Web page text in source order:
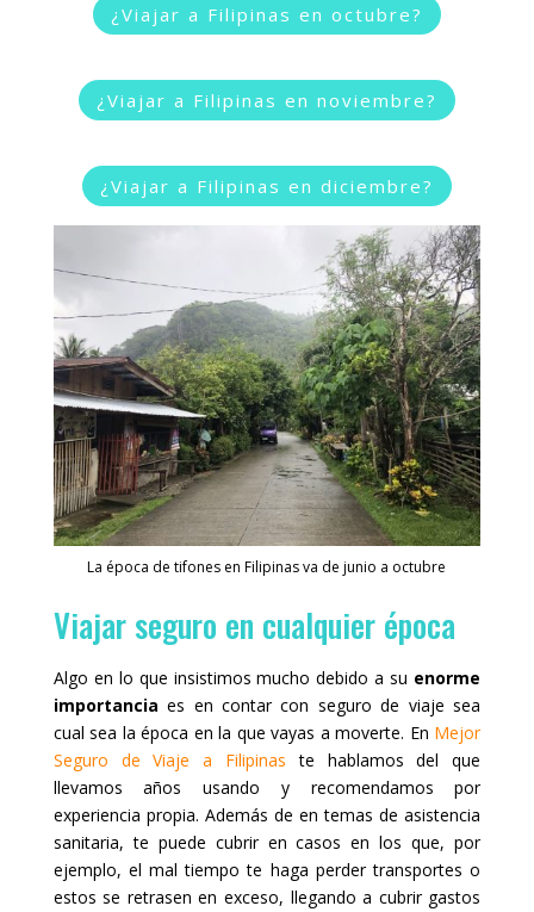
¿Viajar a Filipinas en octubre?
¿Viajar a Filipinas en noviembre?
¿Viajar a Filipinas en diciembre?
La época de tifones en Filipinas va de junio a octubre
Viajar seguro en cualquier época
Algo en lo que insistimos mucho debido a su enorme
importancia es en contar con seguro de viaje sea
cual sea la época en la que vayas a moverte. En Mejor
Seguro de Viaje a Filipinas te hablamos del que
llevamos años usando y recomendamos por
experiencia propia. Además de en temas de asistencia
sanitaria, te puede cubrir en casos en los que, por
ejemplo, el mal tiempo te haga perder transportes o
estos se retrasen en exceso, llegando a cubrir gastos